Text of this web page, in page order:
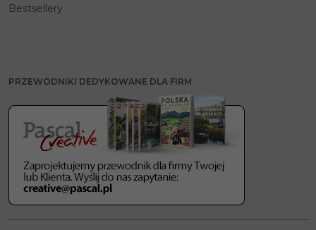
Bestsellery
PRZEWODNIKI DEDYKOWANE DLA FIRM